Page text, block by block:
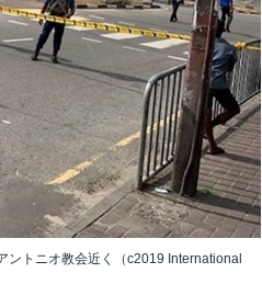
ントニオ教会近く（c2019 International